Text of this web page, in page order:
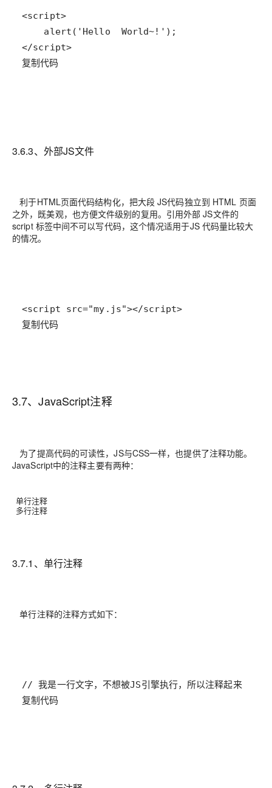
<script>
</script>
复制代码
3.6.3、外部JS文件
利于HTML页面代码结构化，把大段 JS代码独立到 HTML 页面
之外，既美观，也方便文件级别的复用。引用外部 JS文件的
script 标签中间不可以写代码，这个情况适用于JS 代码量比较大
的情况。
复制代码
3.7、JavaScript注释
为了提高代码的可读性，JS与CSS一样，也提供了注释功能。
JavaScript中的注释主要有两种：
单行注释
多行注释
3.7.1、单行注释
单行注释的注释方式如下：
复制代码